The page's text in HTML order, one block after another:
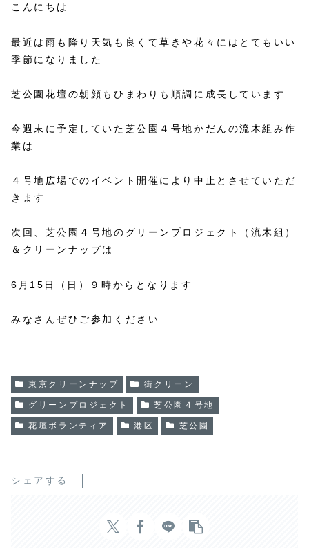
こんにちは
最近は雨も降り天気も良くて草きや花々にはとてもいい
季節になりました
芝公園花壇の朝顔もひまわりも順調に成長しています
今週末に予定していた芝公園４号地かだんの流木組み作
業は
４号地広場でのイベント開催により中止とさせていただ
きます
次回、芝公園４号地のグリーンプロジェクト（流木組）
＆クリーンナップは
6月15日（日）９時からとなります
みなさんぜひご参加ください
東京クリーンナップ 街クリーン
グリーンプロジェクト 芝公園４号地
花壇ボランティア 港区 芝公園
シェアする